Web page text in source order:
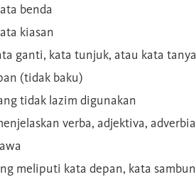
benda
kiasan
ganti, kata tunjuk, atau kata tanya
(tidak baku)
tidak lazim digunakan
verba, adjektiva,
meliputi kata depan, kata